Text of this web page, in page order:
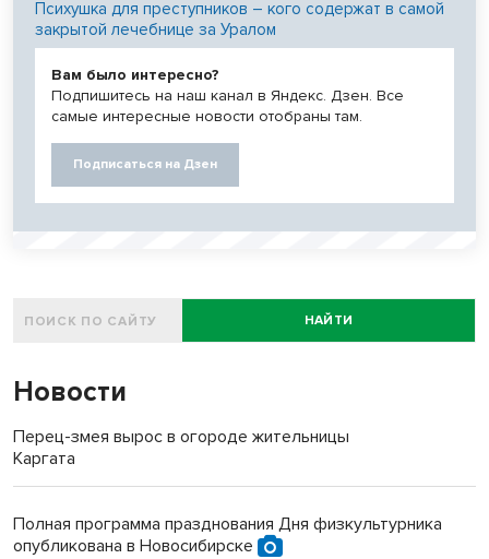
Психушка для преступников – кого содержат в самой
закрытой лечебнице за Уралом
Вам было интересно?
Подпишитесь на наш канал в Яндекс. Дзен. Все
самые интересные новости отобраны там.
Подписаться на Дзен
НАЙТИ
Новости
Перец-змея вырос в огороде жительницы
Каргата
Полная программа празднования Дня физкультурника
опубликована в Новосибирске